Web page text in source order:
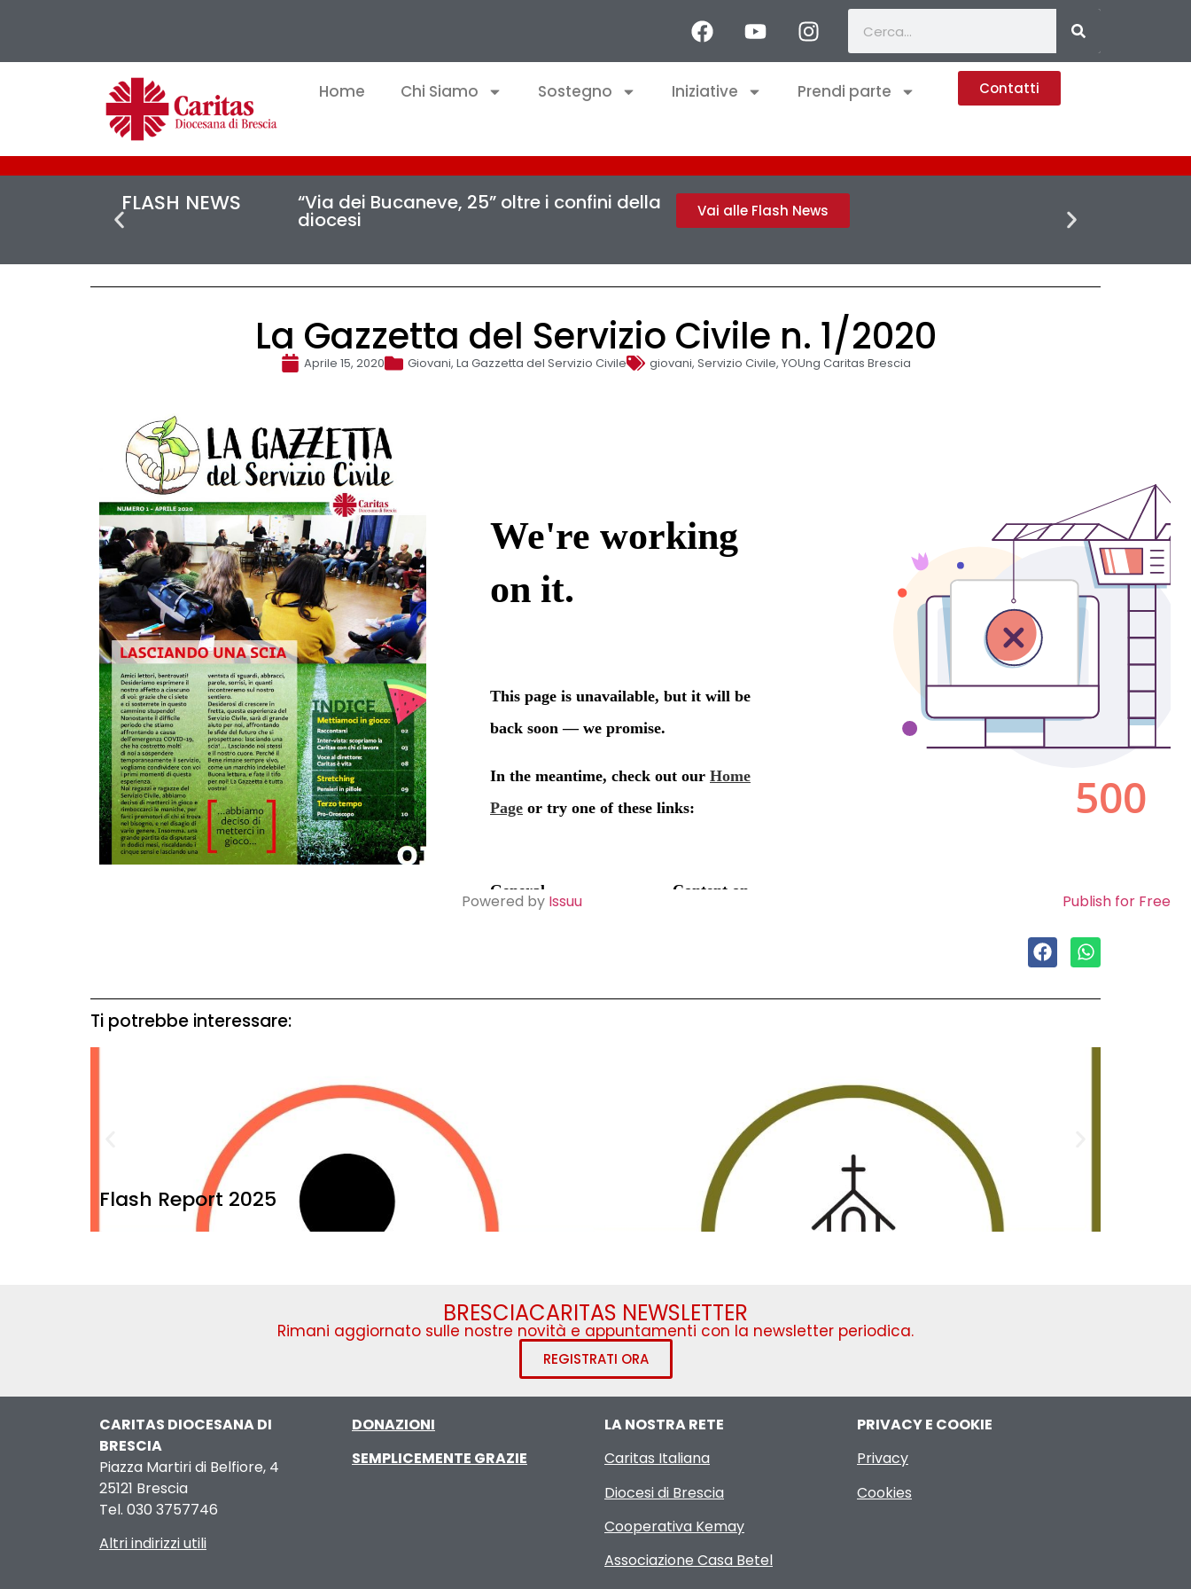
Home Chi Siamo Sostegno Iniziative Prendi parte Contatti
FLASH NEWS “Via dei Bucaneve, 25” oltre i confini della
diocesi Vai alle Flash News
La Gazzetta del Servizio Civile n. 1/2020
Aprile 15, 2020 Giovani, La Gazzetta del Servizio Civile giovani, Servizio Civile, YOUng Caritas Brescia
Powered by Issuu Publish for Free
Ti potrebbe interessare:
Flash Report 2025
BRESCIACARITAS NEWSLETTER
Rimani aggiornato sulle nostre novità e appuntamenti con la newsletter periodica.
REGISTRATI ORA
CARITAS DIOCESANA DI
BRESCIA
Piazza Martiri di Belfiore, 4
25121 Brescia
Tel. 030 3757746
Altri indirizzi utili
DONAZIONI
SEMPLICEMENTE GRAZIE
LA NOSTRA RETE
Caritas Italiana
Diocesi di Brescia
Cooperativa Kemay
Associazione Casa Betel
PRIVACY E COOKIE
Privacy
Cookies